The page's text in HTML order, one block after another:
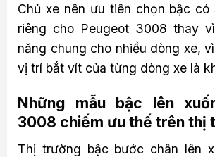
Chủ xe nên ưu tiên chọn bậc có
riêng cho Peugeot 3008 thay
năng chung cho nhiều dòng xe,
vị trí bắt vít của từng dòng xe là
Những mẫu bậc lên
3008 chiếm ưu thế trên thị
Thị trường bậc bước chân lên